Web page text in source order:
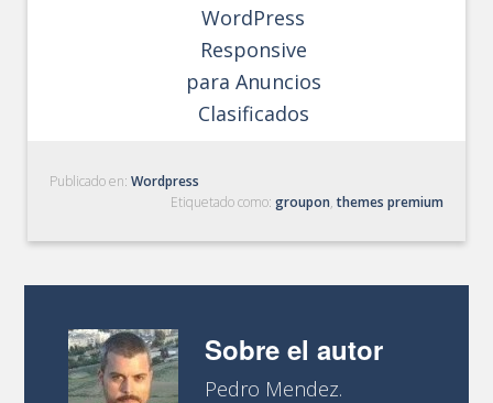
WordPress
Responsive
para Anuncios
Clasificados
Publicado en:Wordpress
Etiquetado como: groupon, themes premium
Sobre el autor
Pedro Mendez.